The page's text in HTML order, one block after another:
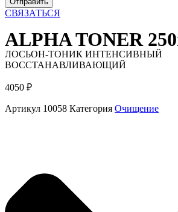
СВЯЗАТЬСЯ
ALPHA TONER
ЛОСЬОН-ТОНИК ИНТЕНСИВНЫЙ
ВОССТАНАВЛИВАЮЩИЙ
4050 ₽
Артикул 10058 Категория Очищение